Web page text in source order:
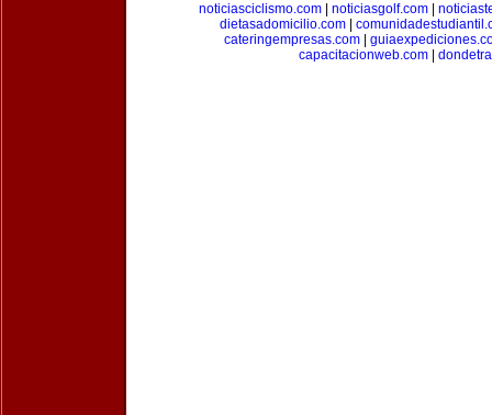
noticiasciclismo.com
noticiasgolf.com
dietasadomicilio.com
cateringempresas.com|
capacitacionweb.com|